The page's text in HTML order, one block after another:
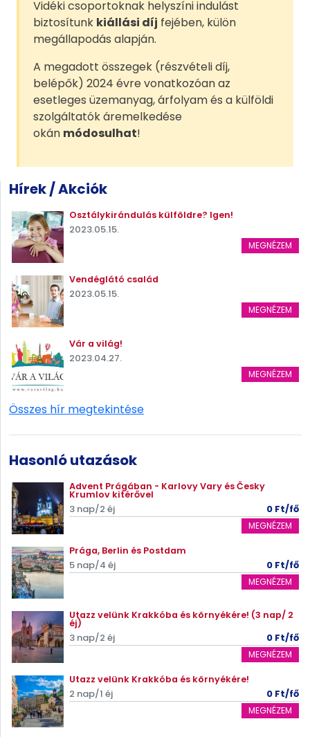
Vidéki csoportoknak helyszíni indulást
biztosítunk kiállási díj fejében, külön
megállapodás alapján.
A megadott összegek (részvételi díj,
belépők) 2024 évre vonatkozóan az
esetleges üzemanyag, árfolyam és a külföldi
szolgáltatók áremelkedése
okán módosulhat!
Hírek / Akciók
Osztálykirándulás külföldre? Igen!
2023.05.15.
MEGNÉZEM
Vendéglátó család
2023.05.15.
MEGNÉZEM
Vár a világ!
2023.04.27.
MEGNÉZEM
Összes hír megtekintése
Hasonló utazások
Advent Prágában - Karlovy Vary és Česky
Krumlov kitérővel
3 nap/2 éj 0 Ft/fő
MEGNÉZEM
Prága, Berlin és Postdam
5 nap/4 éj 0 Ft/fő
MEGNÉZEM
Utazz velünk Krakkóba és környékére! (3 nap/ 2
éj)
3 nap/2 éj 0 Ft/fő
MEGNÉZEM
Utazz velünk Krakkóba és környékére!
2 nap/1 éj 0 Ft/fő
MEGNÉZEM